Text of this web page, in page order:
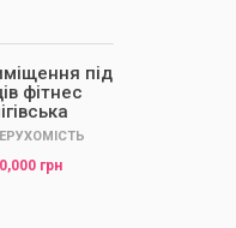
під
фітнес
грн